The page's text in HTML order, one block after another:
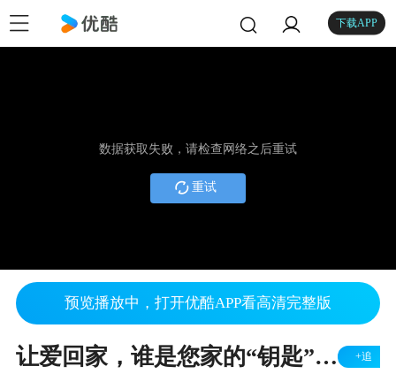
下载APP
数据获取失败，请检查网络之后重试
重试
预览播放中，打开优酷APP看高清完整版
让爱回家，谁是您家的“钥匙”？能不能不要这么煽情 +追